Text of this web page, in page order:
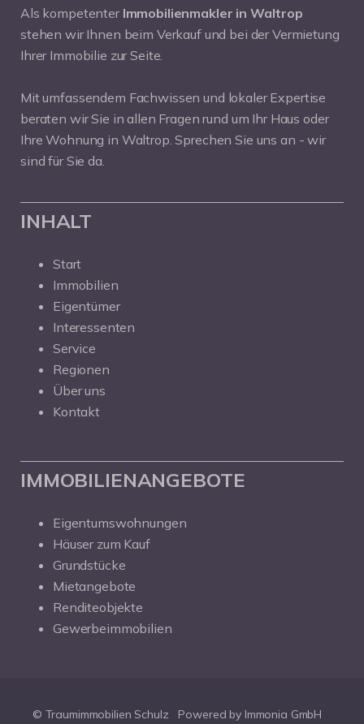
Als kompetenter Immobilienmakler in Waltrop
stehen wir Ihnen beim Verkauf und bei der Vermietung
Ihrer Immobilie zur Seite.
Mit umfassendem Fachwissen und lokaler Expertise
beraten wir Sie in allen Fragen rund um Ihr Haus oder
Ihre Wohnung in Waltrop. Sprechen Sie uns an - wir
sind für Sie da.
INHALT
Start
Immobilien
Eigentümer
Interessenten
Service
Regionen
Über uns
Kontakt
IMMOBILIENANGEBOTE
Eigentumswohnungen
Häuser zum Kauf
Grundstücke
Mietangebote
Renditeobjekte
Gewerbeimmobilien
© Traumimmobilien Schulz Powered by Immonia GmbH